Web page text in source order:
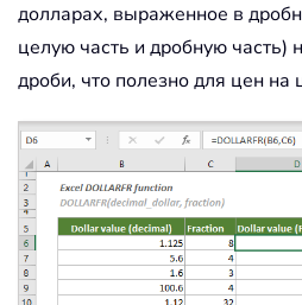
долларах, выраженное в
целую часть и дробную часть)
дроби, что полезно для цен на